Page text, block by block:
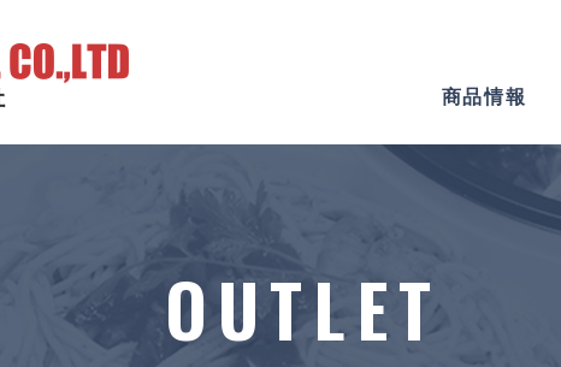
商品情報
OUTLET